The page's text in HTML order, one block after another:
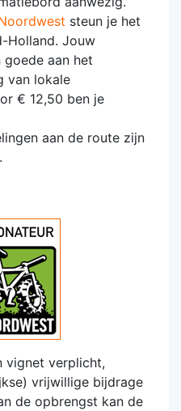
steun je het
Holland. Jouw
aan het
van lokale
€ 12,50 ben je
aan de route zijn
.
vignet verplicht,
vrijwillige bijdrage
de opbrengst kan de